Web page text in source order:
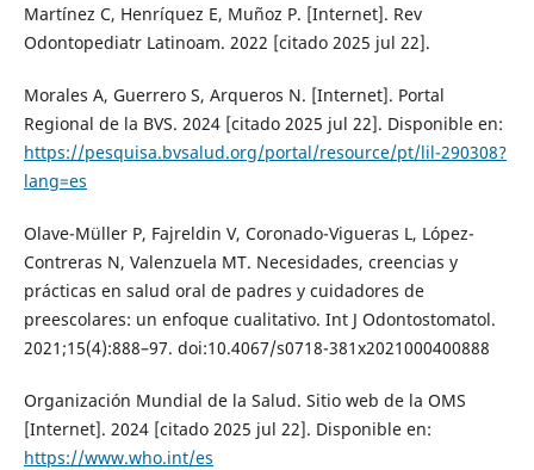
Martínez C, Henríquez E, Muñoz P. [Internet]. Rev
Odontopediatr Latinoam. 2022 [citado 2025 jul 22].
Morales A, Guerrero S, Arqueros N. [Internet]. Portal
Regional de la BVS. 2024 [citado 2025 jul 22]. Disponible en:
https://pesquisa.bvsalud.org/portal/resource/pt/lil-290308?
lang=es
Olave-Müller P, Fajreldin V, Coronado-Vigueras L, López-
Contreras N, Valenzuela MT. Necesidades, creencias y
prácticas en salud oral de padres y cuidadores de
preescolares: un enfoque cualitativo. Int J Odontostomatol.
2021;15(4):888–97. doi:10.4067/s0718-381x2021000400888
Organización Mundial de la Salud. Sitio web de la OMS
[Internet]. 2024 [citado 2025 jul 22]. Disponible en:
https://www.who.int/es